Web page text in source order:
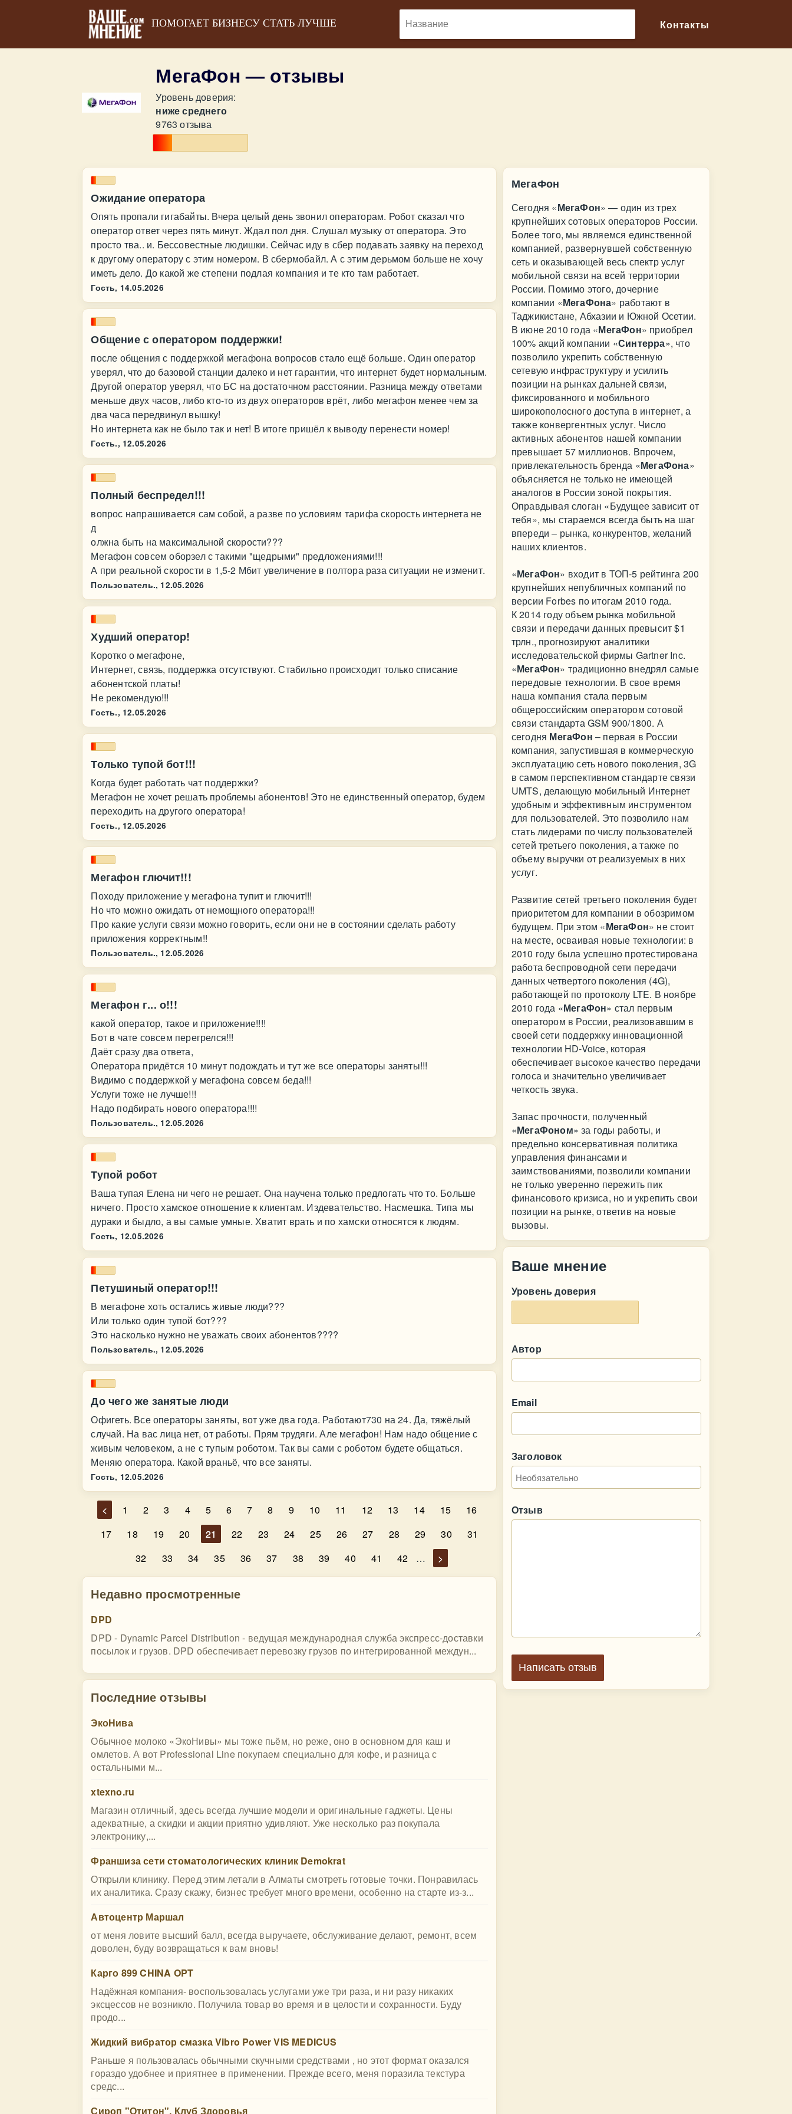
ПОМОГАЕТ БИЗНЕСУ СТАТЬ ЛУЧШЕ Контакты
МегаФон — отзывы
Уровень доверия:
ниже среднего
9763 отзыва
Ожидание оператора
Опять пропали гигабайты. Вчера целый день звонил операторам. Робот сказал что
оператор ответ через пять минут. Ждал пол дня. Слушал музыку от оператора. Это
просто тва.. и. Бессовестные людишки. Сейчас иду в сбер подавать заявку на переход
к другому оператору с этим номером. В сбермобайл. А с этим дерьмом больше не хочу
иметь дело. До какой же степени подлая компания и те кто там работает.
Гость, 14.05.2026
Общение с оператором поддержки!
после общения с поддержкой мегафона вопросов стало ещё больше. Один оператор
уверял, что до базовой станции далеко и нет гарантии, что интернет будет нормальным.
Другой оператор уверял, что БС на достаточном расстоянии. Разница между ответами
меньше двух часов, либо кто-то из двух операторов врёт, либо мегафон менее чем за
два часа передвинул вышку!
Но интернета как не было так и нет! В итоге пришёл к выводу перенести номер!
Гость., 12.05.2026
Полный беспредел!!!
вопрос напрашивается сам собой, а разве по условиям тарифа скорость интернета не
д
олжна быть на максимальной скорости???
Мегафон совсем оборзел с такими "щедрыми" предложениями!!!
А при реальной скорости в 1,5-2 Мбит увеличение в полтора раза ситуации не изменит.
Пользователь., 12.05.2026
Худший оператор!
Коротко о мегафоне,
Интернет, связь, поддержка отсутствуют. Стабильно происходит только списание
абонентской платы!
Не рекомендую!!!
Гость., 12.05.2026
Только тупой бот!!!
Когда будет работать чат поддержки?
Мегафон не хочет решать проблемы абонентов! Это не единственный оператор, будем
переходить на другого оператора!
Гость., 12.05.2026
Мегафон глючит!!!
Походу приложение у мегафона тупит и глючит!!!
Но что можно ожидать от немощного оператора!!!
Про какие услуги связи можно говорить, если они не в состоянии сделать работу
приложения корректным!!
Пользователь., 12.05.2026
Мегафон г... о!!!
какой оператор, такое и приложение!!!!
Бот в чате совсем перегрелся!!!
Даёт сразу два ответа,
Оператора придётся 10 минут подождать и тут же все операторы заняты!!!
Видимо с поддержкой у мегафона совсем беда!!!
Услуги тоже не лучше!!!
Надо подбирать нового оператора!!!!
Пользователь., 12.05.2026
Тупой робот
Ваша тупая Елена ни чего не решает. Она научена только предлогать что то. Больше
ничего. Просто хамское отношение к клиентам. Издевательство. Насмешка. Типа мы
дураки и быдло, а вы самые умные. Хватит врать и по хамски относятся к людям.
Гость, 12.05.2026
Петушиный оператор!!!
В мегафоне хоть остались живые люди???
Или только один тупой бот???
Это насколько нужно не уважать своих абонентов????
Пользователь., 12.05.2026
До чего же занятые люди
Офигеть. Все операторы заняты, вот уже два года. Работают730 на 24. Да, тяжёлый
случай. На вас лица нет, от работы. Прям трудяги. Але мегафон! Нам надо общение с
живым человеком, а не с тупым роботом. Так вы сами с роботом будете общаться.
Меняю оператора. Какой враньё, что все заняты.
Гость, 12.05.2026
< 1 2 3 4 5 6 7 8 9 10 11 12 13 14 15
16
17
18 19 20 21 22 23 24 25 26 27 28 29 30
31
32
33 34 35 36 37 38 39 40 41 42 … >
Недавно просмотренные
DPD
DPD - Dynamic Parcel Distribution - ведущая международная служба экспресс-доставки
посылок и грузов. DPD обеспечивает перевозку грузов по интегрированной междун...
Последние отзывы
ЭкоНива
Обычное молоко «ЭкоНивы» мы тоже пьём, но реже, оно в основном для каш и
омлетов. А вот Professional Line покупаем специально для кофе, и разница с
остальными м...
xtexno.ru
Магазин отличный, здесь всегда лучшие модели и оригинальные гаджеты. Цены
адекватные, а скидки и акции приятно удивляют. Уже несколько раз покупала
электронику,...
Франшиза сети стоматологических клиник Demokrat
Открыли клинику. Перед этим летали в Алматы смотреть готовые точки. Понравилась
их аналитика. Сразу скажу, бизнес требует много времени, особенно на старте из-з...
Автоцентр Маршал
от меня ловите высший балл, всегда выручаете, обслуживание делают, ремонт, всем
доволен, буду возвращаться к вам вновь!
Карго 899 CHINA OPT
Надёжная компания- воспользовалась услугами уже три раза, и ни разу никаких
эксцессов не возникло. Получила товар во время и в целости и сохранности. Буду
продо...
Жидкий вибратор смазка Vibro Power VIS MEDICUS
Раньше я пользовалась обычными скучными средствами , но этот формат оказался
гораздо удобнее и приятнее в применении. Прежде всего, меня поразила текстура
средс...
Сироп "Отитон". Клуб Здоровья
МегаФон
Сегодня «МегаФон» — один из трех
крупнейших сотовых операторов России.
Более того, мы являемся единственной
компанией, развернувшей собственную
сеть и оказывающей весь спектр услуг
мобильной связи на всей территории
России. Помимо этого, дочерние
компании «МегаФона» работают в
Таджикистане, Абхазии и Южной Осетии.
В июне 2010 года «МегаФон» приобрел
100% акций компании «Синтерра», что
позволило укрепить собственную
сетевую инфраструктуру и усилить
позиции на рынках дальней связи,
фиксированного и мобильного
широкополосного доступа в интернет, а
также конвергентных услуг. Число
активных абонентов нашей компании
превышает 57 миллионов. Впрочем,
привлекательность бренда «МегаФона»
объясняется не только не имеющей
аналогов в России зоной покрытия.
Оправдывая слоган «Будущее зависит от
тебя», мы стараемся всегда быть на шаг
впереди – рынка, конкурентов, желаний
наших клиентов.
«МегаФон» входит в ТОП-5 рейтинга 200
крупнейших непубличных компаний по
версии Forbes по итогам 2010 года.
К 2014 году объем рынка мобильной
связи и передачи данных превысит $1
трлн., прогнозируют аналитики
исследовательской фирмы Gartner Inc.
«МегаФон» традиционно внедрял самые
передовые технологии. В свое время
наша компания стала первым
общероссийским оператором сотовой
связи стандарта GSM 900/1800. А
сегодня МегаФон – первая в России
компания, запустившая в коммерческую
эксплуатацию сеть нового поколения, 3G
в самом перспективном стандарте связи
UMTS, делающую мобильный Интернет
удобным и эффективным инструментом
для пользователей. Это позволило нам
стать лидерами по числу пользователей
сетей третьего поколения, а также по
объему выручки от реализуемых в них
услуг.
Развитие сетей третьего поколения будет
приоритетом для компании в обозримом
будущем. При этом «МегаФон» не стоит
на месте, осваивая новые технологии: в
2010 году была успешно протестирована
работа беспроводной сети передачи
данных четвертого поколения (4G),
работающей по протоколу LTE. В ноябре
2010 года «МегаФон» стал первым
оператором в России, реализовавшим в
своей сети поддержку инновационной
технологии HD-Voice, которая
обеспечивает высокое качество передачи
голоса и значительно увеличивает
четкость звука.
Запас прочности, полученный
«МегаФоном» за годы работы, и
предельно консервативная политика
управления финансами и
заимствованиями, позволили компании
не только уверенно пережить пик
финансового кризиса, но и укрепить свои
позиции на рынке, ответив на новые
вызовы.
Ваше мнение
Уровень доверия
Автор
Email
Заголовок
Отзыв
Написать отзыв